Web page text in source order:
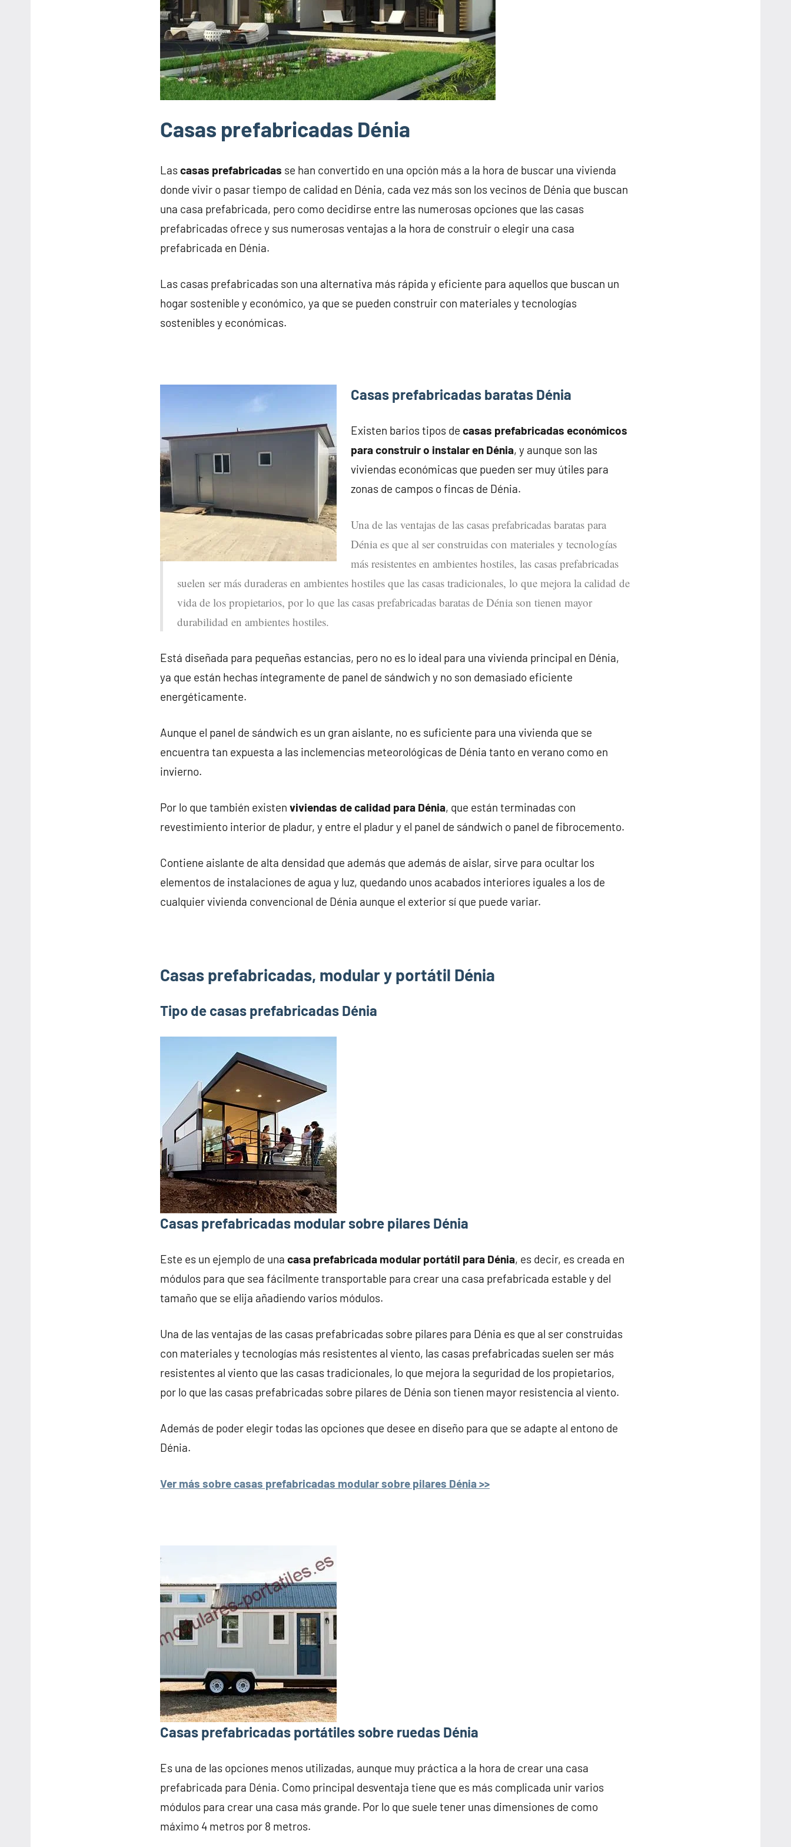
Casas prefabricadas Dénia
Lascasas prefabricadas se han convertido en una opción más a la hora de buscar una vivienda
donde vivir o pasar tiempo de calidad en Dénia, cada vez más son los vecinos de Dénia que buscan
una casa prefabricada, pero como decidirse entre las numerosas opciones que las casas
prefabricadas ofrece y sus numerosas ventajas a la hora de construir o elegir una casa
prefabricada en Dénia.
Las casas prefabricadas son una alternativa más rápida y eficiente para aquellos que buscan un
hogar sostenible y económico, ya que se pueden construir con materiales y tecnologías
sostenibles y económicas.
Casas prefabricadas baratas Dénia
Existen barios tipos de casas prefabricadas económicos
para construir o instalar en Dénia, y aunque son las
viviendas económicas que pueden ser muy útiles para
zonas de campos o fincas de Dénia.
Una de las ventajas de las casas prefabricadas baratas para
Dénia es que al ser construidas con materiales y tecnologías
más resistentes en ambientes hostiles, las casas prefabricadas
suelen ser más duraderas en ambientes hostiles que las casas tradicionales, lo que mejora la calidad de
vida de los propietarios, por lo que las casas prefabricadas baratas de Dénia son tienen mayor
durabilidad en ambientes hostiles.
Está diseñada para pequeñas estancias, pero no es lo ideal para una vivienda principal en Dénia,
ya que están hechas íntegramente de panel de sándwich y no son demasiado eficiente
energéticamente.
Aunque el panel de sándwich es un gran aislante, no es suficiente para una vivienda que se
encuentra tan expuesta a las inclemencias meteorológicas de Dénia tanto en verano como en
invierno.
Por lo que también existen viviendas de calidad para Dénia, que están terminadas con
revestimiento interior de pladur, y entre el pladur y el panel de sándwich o panel de fibrocemento.
Contiene aislante de alta densidad que además que además de aislar, sirve para ocultar los
elementos de instalaciones de agua y luz, quedando unos acabados interiores iguales a los de
cualquier vivienda convencional de Dénia aunque el exterior sí que puede variar.
Casas prefabricadas, modular y portátil Dénia
Tipo de casas prefabricadas Dénia
Casas prefabricadas modular sobre pilares Dénia
Este es un ejemplo de una casa prefabricada modular portátil para Dénia, es decir, es creada en
módulos para que sea fácilmente transportable para crear una casa prefabricada estable y del
tamaño que se elija añadiendo varios módulos.
Una de las ventajas de las casas prefabricadas sobre pilares para Dénia es que al ser construidas
con materiales y tecnologías más resistentes al viento, las casas prefabricadas suelen ser más
resistentes al viento que las casas tradicionales, lo que mejora la seguridad de los propietarios,
por lo que las casas prefabricadas sobre pilares de Dénia son tienen mayor resistencia al viento.
Además de poder elegir todas las opciones que desee en diseño para que se adapte al entono de
Dénia.
Ver más sobre casas prefabricadas modular sobre pilares Dénia >>
Casas prefabricadas portátiles sobre ruedas Dénia
Es una de las opciones menos utilizadas, aunque muy práctica a la hora de crear una casa
prefabricada para Dénia. Como principal desventaja tiene que es más complicada unir varios
módulos para crear una casa más grande. Por lo que suele tener unas dimensiones de como
máximo 4 metros por 8 metros.